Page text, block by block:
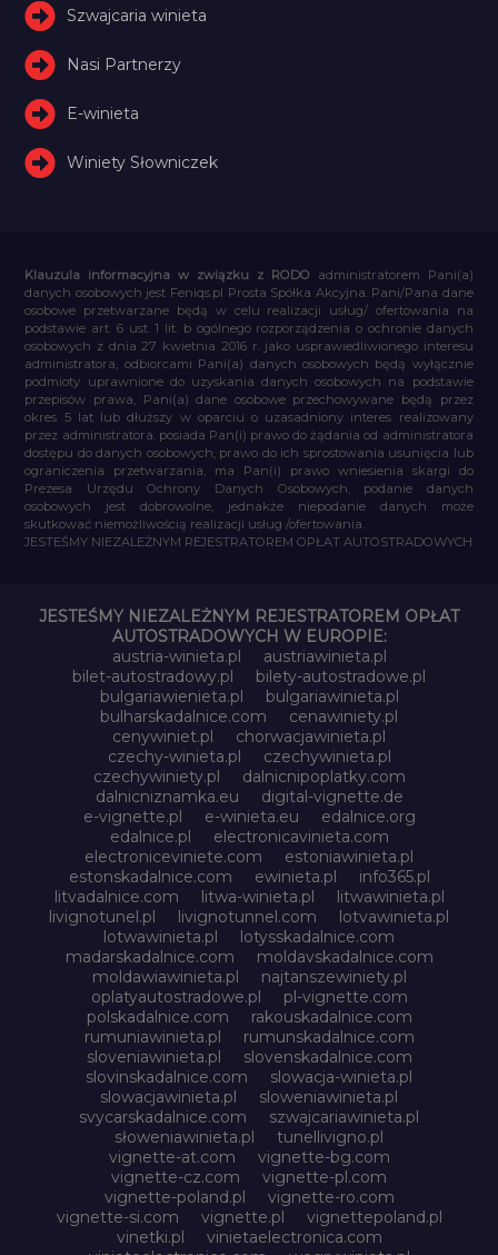
Szwajcaria winieta
Nasi Partnerzy
E-winieta
Winiety Słowniczek
Klauzula informacyjna w związku z RODO administratorem Pani(a)
danych osobowych jest Feniqs.pl Prosta Spółka Akcyjna. Pani/Pana dane
osobowe przetwarzane będą w celu realizacji usług/ ofertowania na
podstawie art. 6 ust. 1 lit. b ogólnego rozporządzenia o ochronie danych
osobowych z dnia 27 kwietnia 2016 r. jako usprawiedliwionego interesu
administratora, odbiorcami Pani(a) danych osobowych będą wyłącznie
podmioty uprawnione do uzyskania danych osobowych na podstawie
przepisów prawa, Pani(a) dane osobowe przechowywane będą przez
okres 5 lat lub dłuższy w oparciu o uzasadniony interes realizowany
przez administratora, posiada Pan(i) prawo do żądania od administratora
dostępu do danych osobowych, prawo do ich sprostowania usunięcia lub
ograniczenia przetwarzania, ma Pan(i) prawo wniesienia skargi do
Prezesa Urzędu Ochrony Danych Osobowych, podanie danych
osobowych jest dobrowolne, jednakże niepodanie danych może
skutkować niemożliwością realizacji usług /ofertowania.
JESTEŚMY NIEZALEŻNYM REJESTRATOREM OPŁAT AUTOSTRADOWYCH
JESTEŚMY NIEZALEŻNYM REJESTRATOREM OPŁAT
AUTOSTRADOWYCH W EUROPIE:
austria-winieta.pl
austriawinieta.pl
bilet-autostradowy.pl
bilety-autostradowe.pl
bulgariawienieta.pl
bulgariawinieta.pl
bulharskadalnice.com
cenawiniety.pl
cenywiniet.pl
chorwacjawinieta.pl
czechy-winieta.pl
czechywinieta.pl
czechywiniety.pl
dalnicnipoplatky.com
dalnicniznamka.eu
digital-vignette.de
e-vignette.pl
e-winieta.eu
edalnice.org
edalnice.pl
electronicavinieta.com
electroniceviniete.com
estoniawinieta.pl
estonskadalnice.com
ewinieta.pl
info365.pl
litvadalnice.com
litwa-winieta.pl
litwawinieta.pl
livignotunel.pl
livignotunnel.com
lotvawinieta.pl
lotwawinieta.pl
lotysskadalnice.com
madarskadalnice.com
moldavskadalnice.com
moldawiawinieta.pl
najtanszewiniety.pl
oplatyautostradowe.pl
pl-vignette.com
polskadalnice.com
rakouskadalnice.com
rumuniawinieta.pl
rumunskadalnice.com
sloveniawinieta.pl
slovenskadalnice.com
slovinskadalnice.com
slowacja-winieta.pl
slowacjawinieta.pl
sloweniawinieta.pl
svycarskadalnice.com
szwajcariawinieta.pl
słoweniawinieta.pl
tunellivigno.pl
vignette-at.com
vignette-bg.com
vignette-cz.com
vignette-pl.com
vignette-poland.pl
vignette-ro.com
vignette-si.com
vignette.pl
vignettepoland.pl
vinetki.pl
vinietaelectronica.com